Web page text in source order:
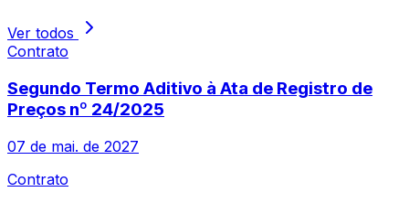
Ver todos
Contrato
Segundo Termo Aditivo à Ata de Registro de
Preços nº 24/2025
07 de mai. de 2027
Contrato